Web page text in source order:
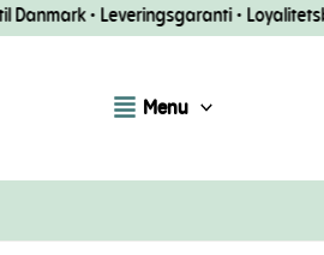
Spring• Leveringsgaranti •
Menu